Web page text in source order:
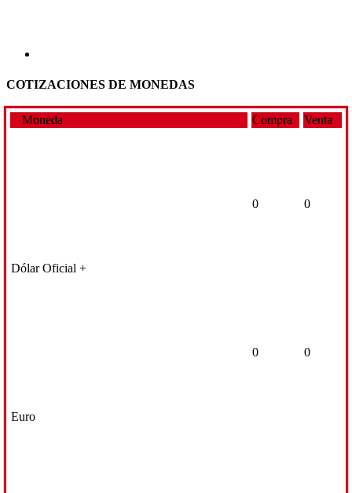
COTIZACIONES DE MONEDAS
Moneda Compra Venta
Dólar Oficial +
0 0
Euro
0 0